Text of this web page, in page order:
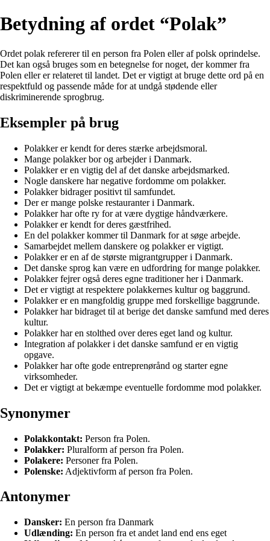
Betydning af ordet “Polak”
Ordet polak refererer til en person fra Polen eller af polsk oprindelse.
Det kan også bruges som en betegnelse for noget, der kommer fra
Polen eller er relateret til landet. Det er vigtigt at bruge dette ord på en
respektfuld og passende måde for at undgå stødende eller
diskriminerende sprogbrug.
Eksempler på brug
Polakker er kendt for deres stærke arbejdsmoral.
Mange polakker bor og arbejder i Danmark.
Polakker er en vigtig del af det danske arbejdsmarked.
Nogle danskere har negative fordomme om polakker.
Polakker bidrager positivt til samfundet.
Der er mange polske restauranter i Danmark.
Polakker har ofte ry for at være dygtige håndværkere.
Polakker er kendt for deres gæstfrihed.
En del polakker kommer til Danmark for at søge arbejde.
Samarbejdet mellem danskere og polakker er vigtigt.
Polakker er en af de største migrantgrupper i Danmark.
Det danske sprog kan være en udfordring for mange polakker.
Polakker fejrer også deres egne traditioner her i Danmark.
Det er vigtigt at respektere polakkernes kultur og baggrund.
Polakker er en mangfoldig gruppe med forskellige baggrunde.
Polakker har bidraget til at berige det danske samfund med deres
kultur.
Polakker har en stolthed over deres eget land og kultur.
Integration af polakker i det danske samfund er en vigtig
opgave.
Polakker har ofte gode entreprenørånd og starter egne
virksomheder.
Det er vigtigt at bekæmpe eventuelle fordomme mod polakker.
Synonymer
Polakkontakt: Person fra Polen.
Polakker: Pluralform af person fra Polen.
Polakere: Personer fra Polen.
Polenske: Adjektivform af person fra Polen.
Antonymer
Dansker: En person fra Danmark
Udlænding: En person fra et andet land end ens eget